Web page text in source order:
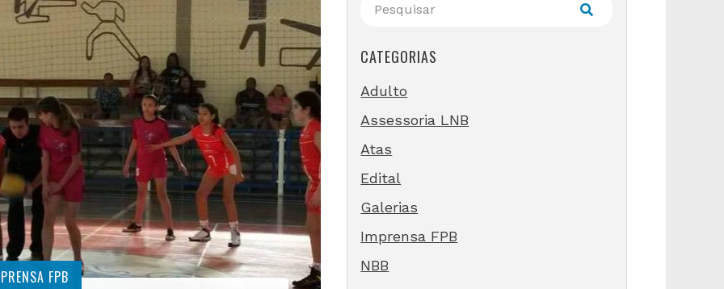
FPB
CATEGORIAS
Adulto
Assessoria LNB
Atas
Edital
Galerias
Imprensa FPB
NBB